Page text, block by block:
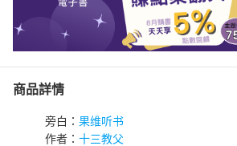
商品詳情
旁白： 果维听书
作者： 十三教父